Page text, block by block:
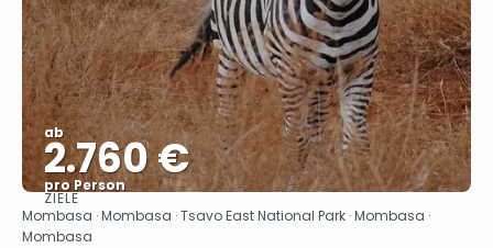
ab
2.760 €
pro Person
Sehen
ZIELE
Mombasa · Mombasa · Tsavo East National Park · Mombasa ·
Mombasa